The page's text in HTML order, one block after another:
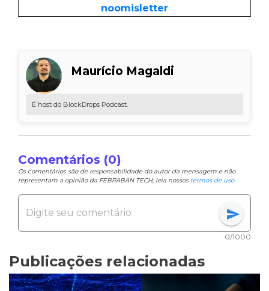
noomisletter
Maurício Magaldi
É host do BlockDrops Podcast.
Comentários (0)
Os comentários são de responsabilidade do autor da mensagem e não
representam a opinião da FEBRABAN TECH; leia nossos termos de uso
send
0/1000
Publicações relacionadas